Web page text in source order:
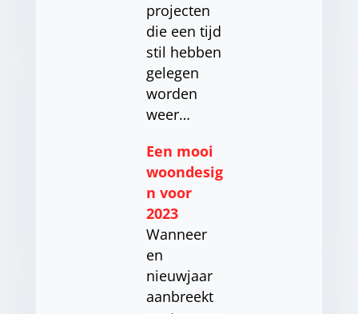
projecten
die een tijd
stil hebben
gelegen
worden
weer…
Een mooi
woondesig
n voor
2023
Wanneer
en
nieuwjaar
aanbreekt